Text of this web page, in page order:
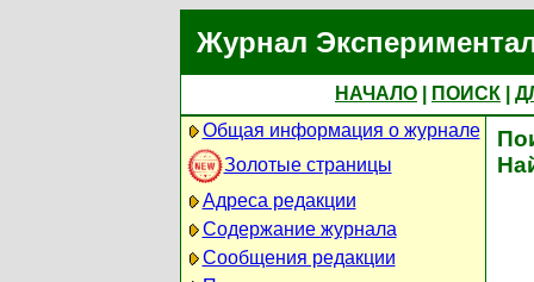
Журнал
НАЧАЛО ПОИСК
Общая информация о журнале
Золотые страницы
Адреса редакции
Содержание журнала
Сообщения редакции